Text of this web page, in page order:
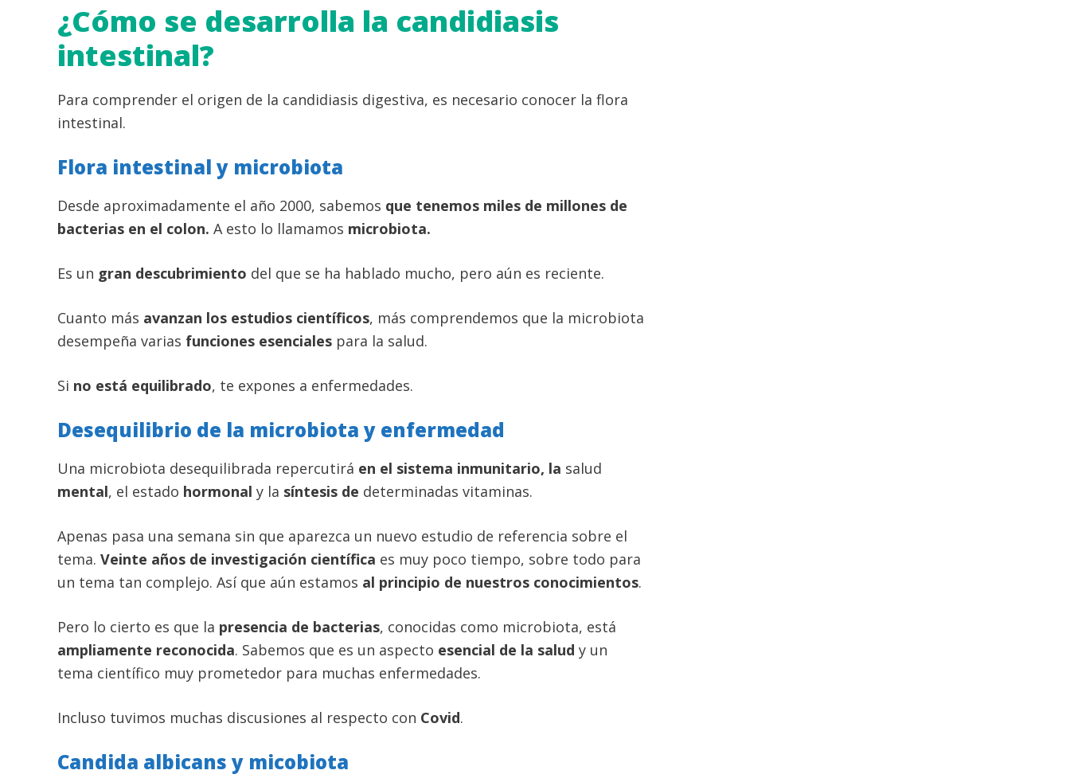
¿Cómo se desarrolla la candidiasis
intestinal?
Para comprender el origen de la candidiasis digestiva, es necesario conocer la flora
intestinal.
Flora intestinal y microbiota
Desde aproximadamente el año 2000, sabemos que tenemos miles de millones de
bacterias en el colon. A esto lo llamamos microbiota.
Es un gran descubrimiento del que se ha hablado mucho, pero aún es reciente.
Cuanto más avanzan los estudios científicos, más comprendemos que la microbiota
desempeña varias funciones esenciales para la salud.
Si no está equilibrado, te expones a enfermedades.
Desequilibrio de la microbiota y enfermedad
Una microbiota desequilibrada repercutirá en el sistema inmunitario, la salud
mental, el estado hormonal y la síntesis de determinadas vitaminas.
Apenas pasa una semana sin que aparezca un nuevo estudio de referencia sobre el
tema. Veinte años de investigación científica es muy poco tiempo, sobre todo para
un tema tan complejo. Así que aún estamos al principio de nuestros conocimientos.
Pero lo cierto es que la presencia de bacterias, conocidas como microbiota, está
ampliamente reconocida. Sabemos que es un aspecto esencial de la salud y un
tema científico muy prometedor para muchas enfermedades.
Incluso tuvimos muchas discusiones al respecto con Covid.
Candida albicans y micobiota